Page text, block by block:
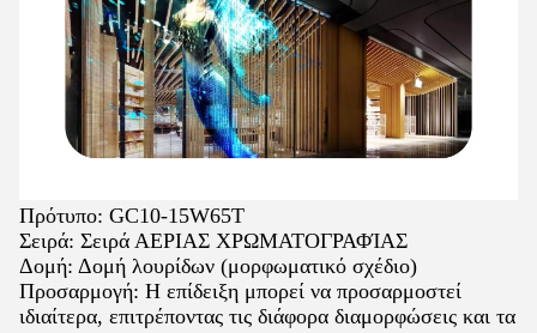
Πρότυπο: GC10-15W65T
Σειρά: Σειρά ΑΕΡΙΑΣ ΧΡΩΜΑΤΟΓΡΑΦΊΑΣ
Δομή: Δομή λουρίδων (μορφωματικό σχέδιο)
Προσαρμογή: Η επίδειξη μπορεί να προσαρμοστεί
ιδιαίτερα, επιτρέποντας τις διάφορα διαμορφώσεις και τα